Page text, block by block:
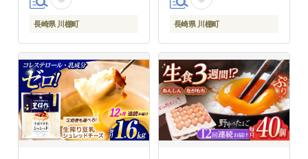
長崎県 川棚町 長崎県 川棚町